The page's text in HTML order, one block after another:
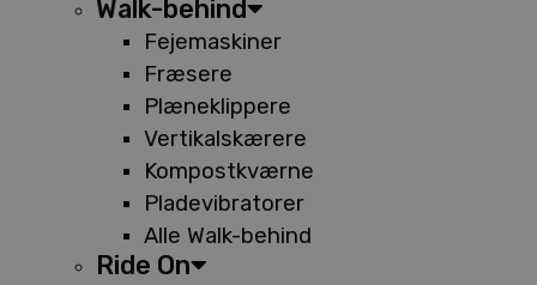
Walk-behind
Fejemaskiner
Fræsere
Plæneklippere
Vertikalskærere
Kompostkværne
Pladevibratorer
Alle Walk-behind
Ride On